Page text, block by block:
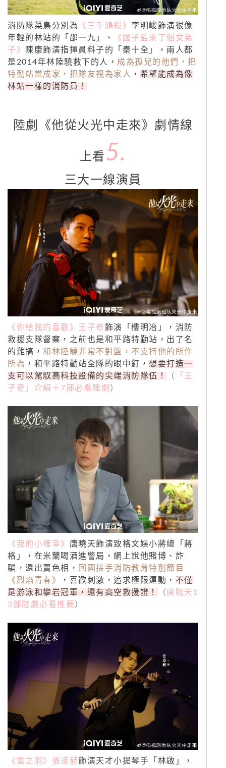
消防隊菜鳥分別為 《三千鴉殺》 李明峻飾演很像
年輕的林站的「邵一九」、
《國子監來了個女弟
子》
陳康飾演指揮員料子的「秦十全」，兩人都
是2014年林陸驍救下的人， 成為孤兒的他們，把
特勤站當成家，把隊友視為家人 ， 希望能成為像
林站一樣的消防員！
陸劇《他從火光中走來》劇情線
上看 5.
三大一線演員
《你給我的喜歡》 王子奇飾演「樓明冶」，消防
救援支隊督察，之前也是和平路特勤站，出了名
的難搞， 和林陸驍非常不對盤，不支持他的所作
所為 ，和平路特勤站全隊的眼中釘， 想要打造一
支可以駕馭高科技設備的尖端消防隊伍！
（
「王
子奇」介紹＋7部必看陸劇 ）
《我的小確幸》 唐曉天飾演致格文娛小蔣總「蔣
格」，在米蘭喝酒進警局，網上說他賭博、詐
騙，還出賣色相，
回國接手消防教育特別節目
《烈焰青春》
，喜歡刺激，追求極限運動， 不僅
是游泳和攀岩冠軍，還有高空救援證！
（ 唐曉天1
3部陸劇必看推薦 ）
《雲之羽》 張凌赫飾演天才小提琴手「林啟」，